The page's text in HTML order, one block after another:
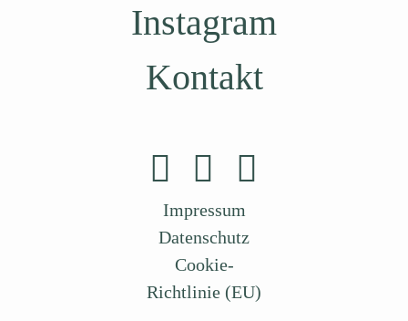
Instagram
Kontakt
Impressum
Datenschutz
Cookie-
Richtlinie (EU)